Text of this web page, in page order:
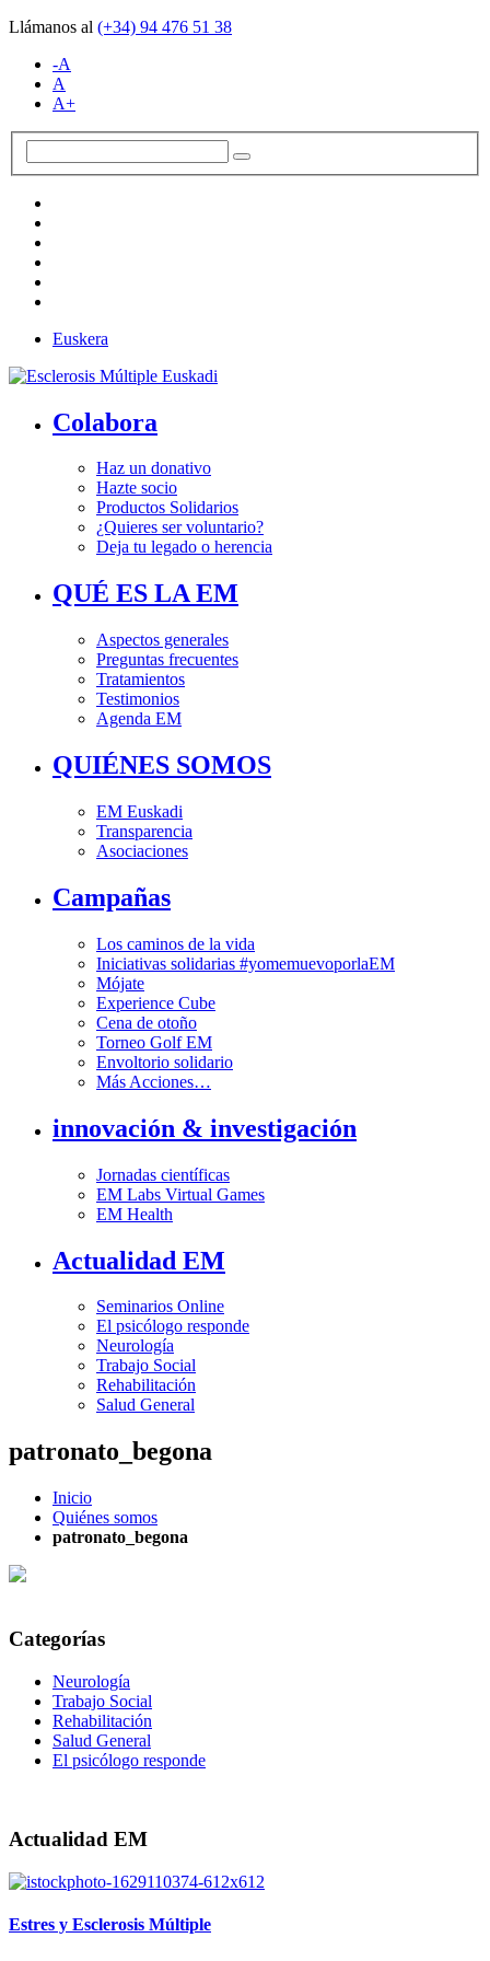
Llámanos al (+34) 94 476 51 38
-A
A
A+
Euskera
Colabora
Haz un donativo
Hazte socio
Productos Solidarios
¿Quieres ser voluntario?
Deja tu legado o herencia
QUÉ ES LA EM
Aspectos generales
Preguntas frecuentes
Tratamientos
Testimonios
Agenda EM
QUIÉNES SOMOS
EM Euskadi
Transparencia
Asociaciones
Campañas
Los caminos de la vida
Iniciativas solidarias #yomemuevoporlaEM
Mójate
Experience Cube
Cena de otoño
Torneo Golf EM
Envoltorio solidario
Más Acciones…
innovación & investigación
Jornadas científicas
EM Labs Virtual Games
EM Health
Actualidad EM
Seminarios Online
El psicólogo responde
Neurología
Trabajo Social
Rehabilitación
Salud General
patronato_begona
Inicio
Quiénes somos
patronato_begona
Categorías
Neurología
Trabajo Social
Rehabilitación
Salud General
El psicólogo responde
Actualidad EM
Estres y Esclerosis Múltiple